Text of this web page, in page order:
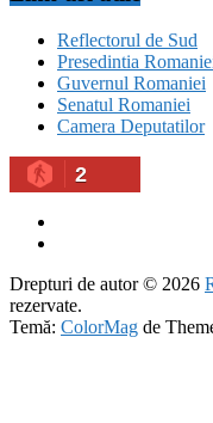
Reflectorul de Sud
Presedintia
Guvernul Romaniei
Senatul Romaniei
Camera Deputatilor
2
Drepturi de autor © 2026
rezervate.
Temă: ColorMag de